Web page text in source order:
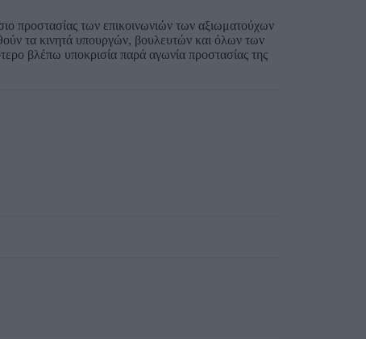
προστασίας των επικοινωνιών των αξιωματούχων
τα κινητά υπουργών, βουλευτών και όλων των
βλέπω υποκρισία παρά αγωνία προστασίας της